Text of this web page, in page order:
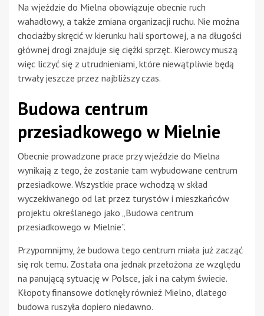
Na wjeździe do Mielna obowiązuje obecnie ruch
wahadłowy, a także zmiana organizacji ruchu. Nie można
chociażby skręcić w kierunku hali sportowej, a na długości
głównej drogi znajduje się ciężki sprzęt. Kierowcy muszą
więc liczyć się z utrudnieniami, które niewątpliwie będą
trwały jeszcze przez najbliższy czas.
Budowa centrum
przesiadkowego w Mielnie
Obecnie prowadzone prace przy wjeździe do Mielna
wynikają z tego, że zostanie tam wybudowane centrum
przesiadkowe. Wszystkie prace wchodzą w skład
wyczekiwanego od lat przez turystów i mieszkańców
projektu określanego jako „Budowa centrum
przesiadkowego w Mielnie”.
Przypomnijmy, że budowa tego centrum miała już zacząć
się rok temu. Została ona jednak przełożona ze względu
na panującą sytuację w Polsce, jak i na całym świecie.
Kłopoty finansowe dotknęły również Mielno, dlatego
budowa ruszyła dopiero niedawno.